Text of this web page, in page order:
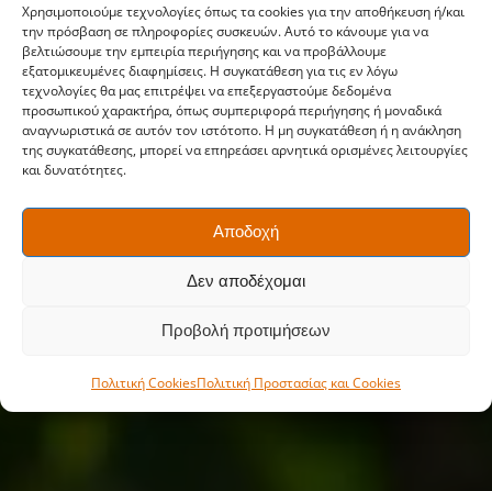
Χρησιμοποιούμε τεχνολογίες όπως τα cookies για την αποθήκευση ή/και
την πρόσβαση σε πληροφορίες συσκευών. Αυτό το κάνουμε για να
βελτιώσουμε την εμπειρία περιήγησης και να προβάλλουμε
εξατομικευμένες διαφημίσεις. Η συγκατάθεση για τις εν λόγω
τεχνολογίες θα μας επιτρέψει να επεξεργαστούμε δεδομένα
προσωπικού χαρακτήρα, όπως συμπεριφορά περιήγησης ή μοναδικά
αναγνωριστικά σε αυτόν τον ιστότοπο. Η μη συγκατάθεση ή η ανάκληση
της συγκατάθεσης, μπορεί να επηρεάσει αρνητικά ορισμένες λειτουργίες
και δυνατότητες.
Αποδοχή
Δεν αποδέχομαι
Προβολή προτιμήσεων
Πολιτική CookiesΠολιτική Προστασίας και Cookies